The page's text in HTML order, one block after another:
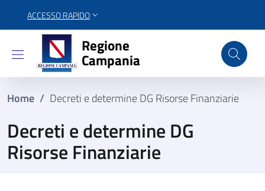
ACCESSO RAPIDO
Regione Campania
Regione
Campania
Home / Decreti e determine DG Risorse Finanziarie
Decreti e determine DG
Risorse Finanziarie